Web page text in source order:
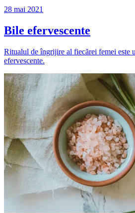
28 mai 2021
Bile efervescente
Ritualul de îngrijire al fiecărei femei este
efervescente.